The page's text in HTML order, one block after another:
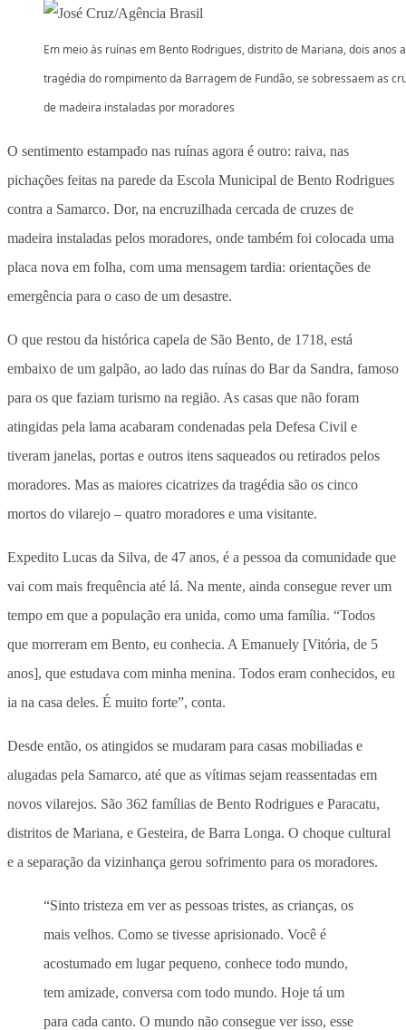
Em meio às ruínas em Bento Rodrigues, distrito de Mariana, dois anos
tragédia do rompimento da Barragem de Fundão, se sobressaem as
de madeira instaladas por moradores
O sentimento estampado nas ruínas agora é outro: raiva, nas
pichações feitas na parede da Escola Municipal de Bento Rodrigues
contra a Samarco. Dor, na encruzilhada cercada de cruzes de
madeira instaladas pelos moradores, onde também foi colocada uma
placa nova em folha, com uma mensagem tardia: orientações de
emergência para o caso de um desastre.
O que restou da histórica capela de São Bento, de 1718, está
embaixo de um galpão, ao lado das ruínas do Bar da Sandra, famoso
para os que faziam turismo na região. As casas que não foram
atingidas pela lama acabaram condenadas pela Defesa Civil e
tiveram janelas, portas e outros itens saqueados ou retirados pelos
moradores. Mas as maiores cicatrizes da tragédia são os cinco
mortos do vilarejo – quatro moradores e uma visitante.
Expedito Lucas da Silva, de 47 anos, é a pessoa da comunidade que
vai com mais frequência até lá. Na mente, ainda consegue rever um
tempo em que a população era unida, como uma família. “Todos
que morreram em Bento, eu conhecia. A Emanuely [Vitória, de 5
anos], que estudava com minha menina. Todos eram conhecidos, eu
ia na casa deles. É muito forte”, conta.
Desde então, os atingidos se mudaram para casas mobiliadas e
alugadas pela Samarco, até que as vítimas sejam reassentadas em
novos vilarejos. São 362 famílias de Bento Rodrigues e Paracatu,
distritos de Mariana, e Gesteira, de Barra Longa. O choque cultural
e a separação da vizinhança gerou sofrimento para os moradores.
“Sinto tristeza em ver as pessoas tristes, as crianças, os
mais velhos. Como se tivesse aprisionado. Você é
acostumado em lugar pequeno, conhece todo mundo,
tem amizade, conversa com todo mundo. Hoje tá um
para cada canto. O mundo não consegue ver isso, esse